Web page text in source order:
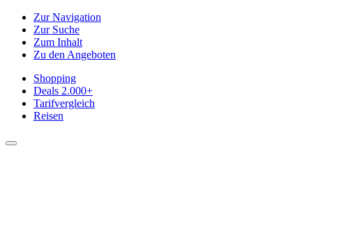
Zur Navigation
Zur Suche
Zum Inhalt
Zu den Angeboten
Shopping
Deals 2.000+
Tarifvergleich
Reisen